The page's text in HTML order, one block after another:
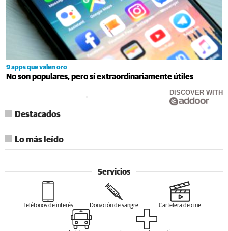
9 apps que valen oro
No son populares, pero sí extraordinariamente útiles
DISCOVER WITH
Destacados
Lo más leído
Servicios
Teléfonos de interés Donación de sangre Cartelera de cine